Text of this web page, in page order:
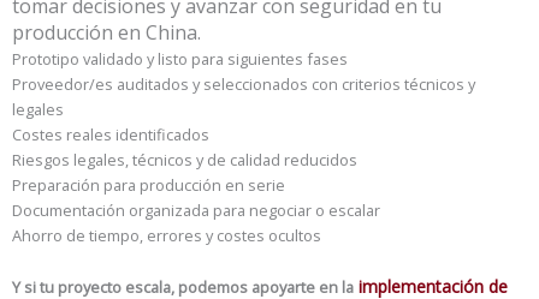
tomar decisiones y avanzar con seguridad en tu
producción en China.
Prototipo validado y listo para siguientes fases
Proveedor/es auditados y seleccionados con criterios técnicos y
legales
Costes reales identificados
Riesgos legales, técnicos y de calidad reducidos
Preparación para producción en serie
Documentación organizada para negociar o escalar
Ahorro de tiempo, errores y costes ocultos
Y si tu proyecto escala, podemos apoyarte en la implementación de